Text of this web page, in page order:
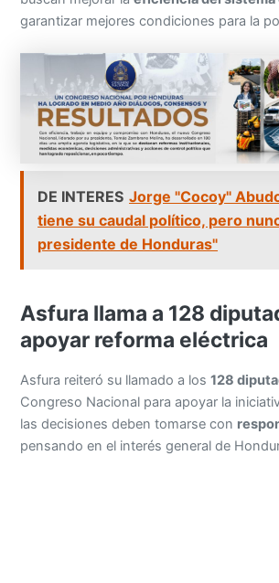
garantizar mejores condiciones para la
DE INTERES Jorge "Cocoy"
tiene su caudal político, pero
presidente de Honduras"
Asfura llama a 128
apoyar reforma eléctrica
Asfura reiteró su llamado a los128
Congreso Nacional para apoyar la
las decisiones deben tomarse con
pensando en el interés general de